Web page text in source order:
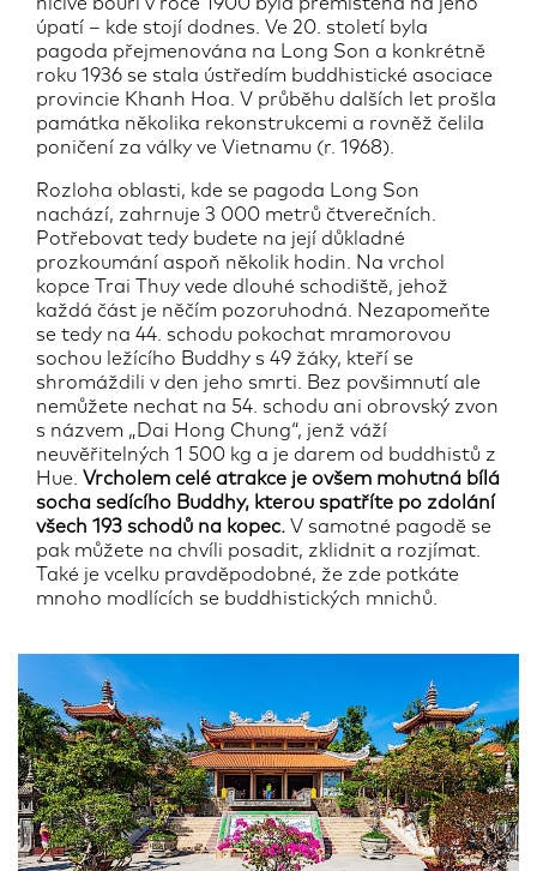
úpatí – kde stojí dodnes. Ve 20. století byla
pagoda přejmenována na Long Son a konkrétně
roku 1936 se stala ústředím buddhistické asociace
provincie Khanh Hoa. V průběhu dalších let prošla
památka několika rekonstrukcemi a rovněž čelila
poničení za války ve Vietnamu (r. 1968).
Rozloha oblasti, kde se pagoda Long Son
nachází, zahrnuje 3 000 metrů čtverečních.
Potřebovat tedy budete na její důkladné
prozkoumání aspoň několik hodin. Na vrchol
kopce Trai Thuy vede dlouhé schodiště, jehož
každá část je něčím pozoruhodná. Nezapomeňte
se tedy na 44. schodu pokochat mramorovou
sochou ležícího Buddhy s 49 žáky, kteří se
shromáždili v den jeho smrti. Bez povšimnutí ale
nemůžete nechat na 54. schodu ani obrovský zvon
s názvem „Dai Hong Chung“, jenž váží
neuvěřitelných 1 500 kg a je darem od buddhistů z
Hue. Vrcholem celé atrakce je ovšem mohutná bílá
socha sedícího Buddhy, kterou spatříte po zdolání
všech 193 schodů na kopec. V samotné pagodě se
pak můžete na chvíli posadit, zklidnit a rozjímat.
Také je vcelku pravděpodobné, že zde potkáte
mnoho modlících se buddhistických mnichů.